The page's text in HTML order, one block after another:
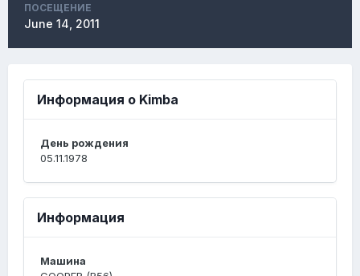
ПОСЕЩЕНИЕ
June 14, 2011
Информация о Kimba
День рождения
05.11.1978
Информация
Машина